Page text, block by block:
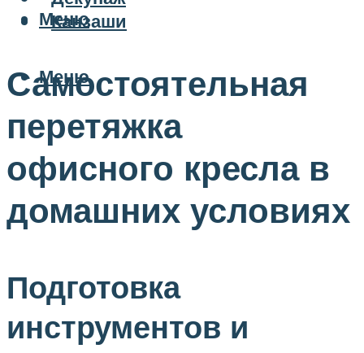
Канзаши
Меню
Меню
Самостоятельная
перетяжка
офисного кресла в
домашних условиях
Подготовка
инструментов и